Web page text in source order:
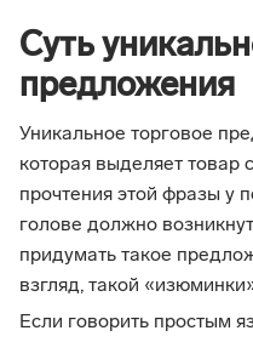
Суть
предложения
Уникальное торговое
которая выделяет товар
прочтения этой фразы у
голове должно
придумать такое
взгляд, такой
Если говорить простым